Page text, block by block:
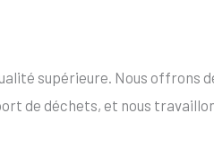
supérieure. Nous
de déchets, et nous